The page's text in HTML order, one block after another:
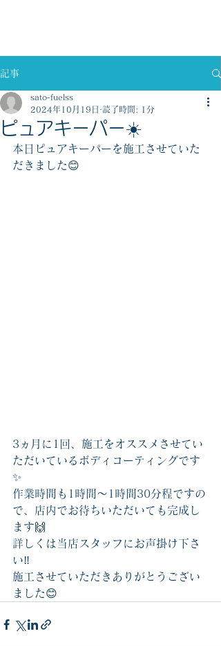
記事
ピュアキーパー☀️
sato-fuelss
2024年10月19日
読了時間: 1分
本日ピュアキーパーを施工させていた
だきました😊
3ヵ月に1回、施工をオススメさせてい
ただいているボディコーティングです
✨
作業時間も1時間〜1時間30分程ですの
で、店内でお待ちいただいても完成し
ます🙌
詳しくは当店スタッフにお声掛け下さ
い‼️
施工させていただきありがとうござい
ました😊